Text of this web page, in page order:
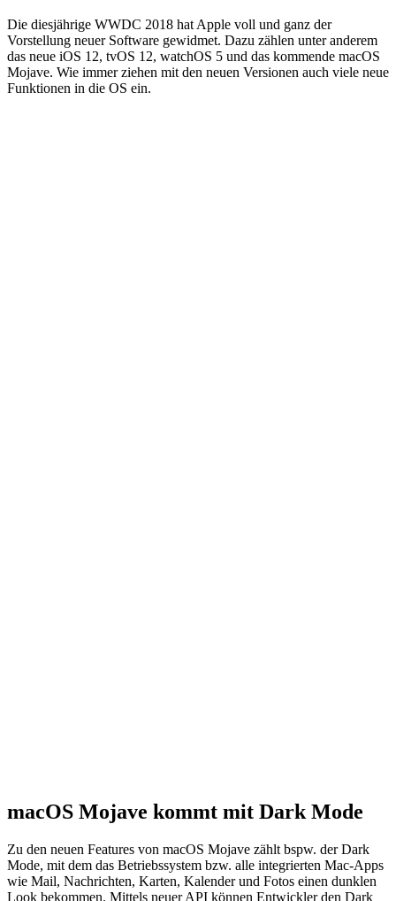
Die diesjährige WWDC 2018 hat Apple voll und ganz der
Vorstellung neuer Software gewidmet. Dazu zählen unter anderem
das neue iOS 12, tvOS 12, watchOS 5 und das kommende macOS
Mojave. Wie immer ziehen mit den neuen Versionen auch viele neue
Funktionen in die OS ein.
macOS Mojave kommt mit Dark Mode
Zu den neuen Features von macOS Mojave zählt bspw. der Dark
Mode, mit dem das Betriebssystem bzw. alle integrierten Mac-Apps
wie Mail, Nachrichten, Karten, Kalender und Fotos einen dunklen
Look bekommen. Mittels neuer API können Entwickler den Dark